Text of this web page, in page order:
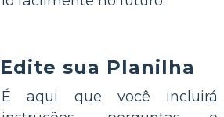
Edite sua Planilha
É aqui que você incluirá